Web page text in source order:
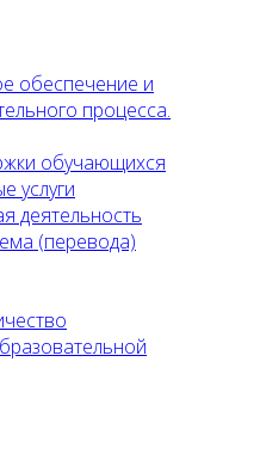
обеспечение и
процесса.
обучающихся
услуги
деятельность
(перевода)